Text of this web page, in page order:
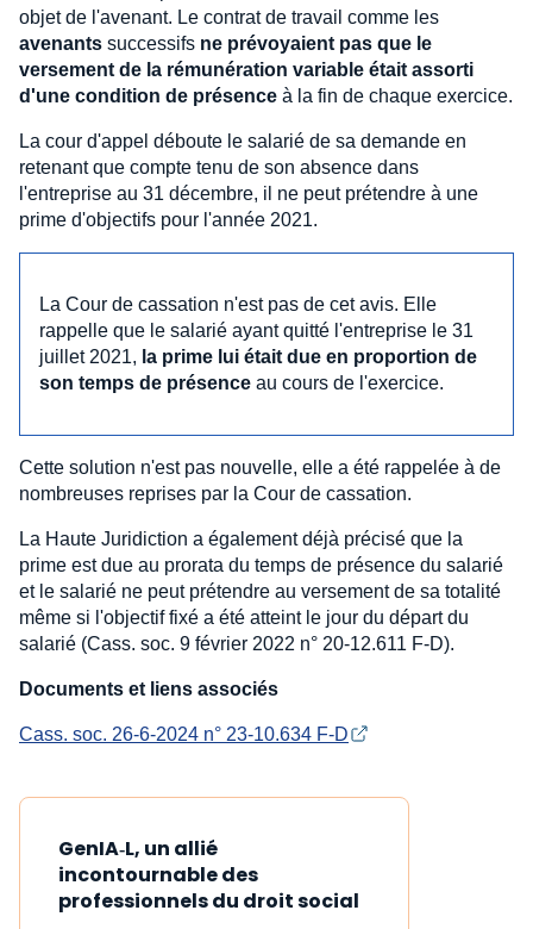
objet de l'avenant. Le contrat de travail comme les
avenants successifs ne prévoyaient pas que le
versement de la rémunération variable était assorti
d'une condition de présence à la fin de chaque exercice.
La cour d'appel déboute le salarié de sa demande en
retenant que compte tenu de son absence dans
l'entreprise au 31 décembre, il ne peut prétendre à une
prime d'objectifs pour l'année 2021.
La Cour de cassation n'est pas de cet avis. Elle
rappelle que le salarié ayant quitté l'entreprise le 31
juillet 2021, la prime lui était due en proportion de
son temps de présence au cours de l'exercice.
Cette solution n'est pas nouvelle, elle a été rappelée à de
nombreuses reprises par la Cour de cassation.
La Haute Juridiction a également déjà précisé que la
prime est due au prorata du temps de présence du salarié
et le salarié ne peut prétendre au versement de sa totalité
même si l'objectif fixé a été atteint le jour du départ du
salarié (Cass. soc. 9 février 2022 n° 20-12.611 F-D).
Documents et liens associés
Cass. soc. 26-6-2024 n° 23-10.634 F-D
GenIA‑L, un allié
incontournable des
professionnels du droit social